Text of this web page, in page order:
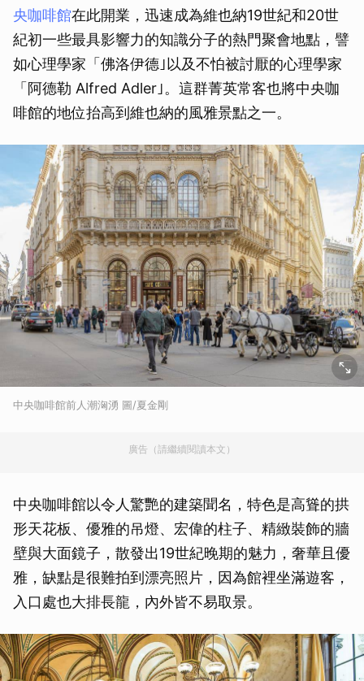
央咖啡館在此開業，迅速成為維也納19世紀和20世
紀初一些最具影響力的知識分子的熱門聚會地點，譬
如心理學家「佛洛伊德｣以及不怕被討厭的心理學家
「阿德勒 Alfred Adler｣。這群菁英常客也將中央咖
啡館的地位抬高到維也納的風雅景點之一。
中央咖啡館前人潮洶湧 圖/夏金剛
廣告（請繼續閱讀本文）
中央咖啡館以令人驚艷的建築聞名，特色是高聳的拱
形天花板、優雅的吊燈、宏偉的柱子、精緻裝飾的牆
壁與大面鏡子，散發出19世紀晚期的魅力，奢華且優
雅，缺點是很難拍到漂亮照片，因為館裡坐滿遊客，
入口處也大排長龍，內外皆不易取景。